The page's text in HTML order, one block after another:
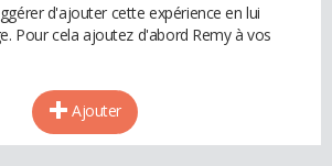
d'ajouter cette expérience en lui
Pour cela ajoutez d'abord Remy à vos
Ajouter